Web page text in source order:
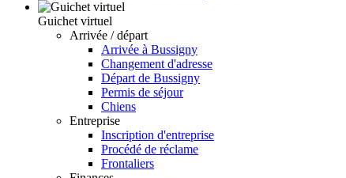
Guichet virtuel
Arrivée / départ
Arrivée à Bussigny
Changement d'adresse
Départ de Bussigny
Permis de séjour
Chiens
Entreprise
Inscription d'entreprise
Procédé de réclame
Frontaliers